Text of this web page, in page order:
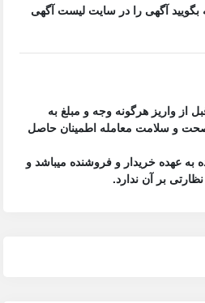
آگهی را درسایت لیست آگهی
از واریز هرگونه وجه و مبلغ به
و سلامت معامله اطمینان حاصل
به عهده خریدار و فروشنده میباشد و
بر آن ندارد.